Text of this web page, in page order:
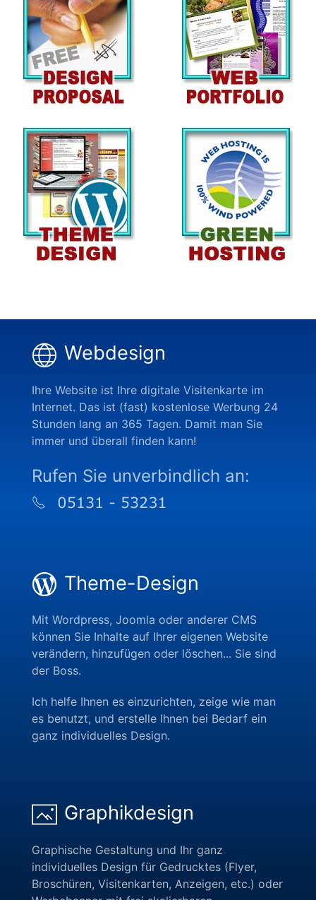
Webdesign
Ihre Website ist Ihre digitale Visitenkarte im
Internet. Das ist (fast) kostenlose Werbung 24
Stunden lang an 365 Tagen. Damit man Sie
immer und überall finden kann!
Rufen Sie unverbindlich an:
Theme-Design
Mit Wordpress, Joomla oder anderer CMS
können Sie Inhalte auf Ihrer eigenen Website
verändern, hinzufügen oder löschen... Sie sind
der Boss.
Ich helfe Ihnen es einzurichten, zeige wie man
es benutzt, und erstelle Ihnen bei Bedarf ein
ganz individuelles Design.
Graphikdesign
Graphische Gestaltung und Ihr ganz
individuelles Design für Gedrucktes (Flyer,
Broschüren, Visitenkarten, Anzeigen, etc.) oder